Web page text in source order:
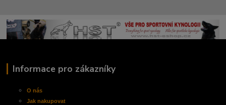
Informace pro zákazníky
O nás
Jak nakupovat